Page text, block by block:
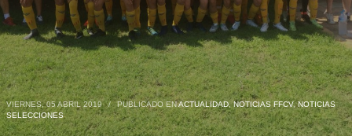
VIERNES, 05 ABRIL 2019 / PUBLICADO ENACTUALIDAD,NOTICIAS FFCV,NOTICIAS
SELECCIONES